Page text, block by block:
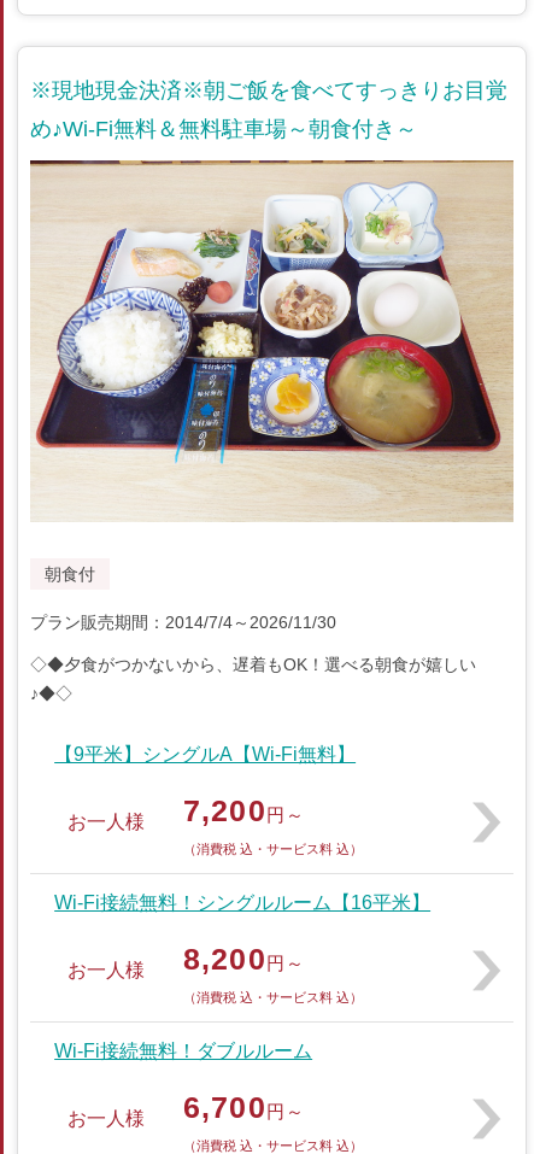
※現地現金決済※朝ご飯を食べてすっきりお目覚
め♪Wi-Fi無料＆無料駐車場～朝食付き～
朝食付
プラン販売期間：2014/7/4～2026/11/30
◇◆夕食がつかないから、遅着もOK！選べる朝食が嬉しい
♪◆◇
【9平米】シングルA【Wi-Fi無料】
お一人様 7,200円～
（消費税 込・サービス料 込）
Wi-Fi接続無料！シングルルーム【16平米】
お一人様 8,200円～
（消費税 込・サービス料 込）
Wi-Fi接続無料！ダブルルーム
お一人様 6,700円～
（消費税 込・サービス料 込）